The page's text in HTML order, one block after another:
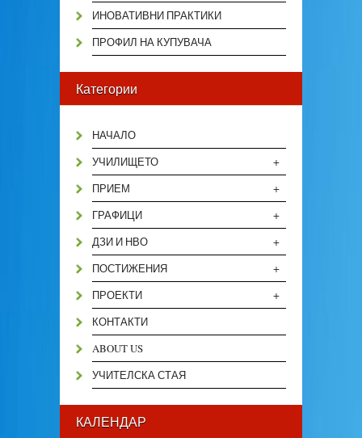
ИНОВАТИВНИ ПРАКТИКИ
ПРОФИЛ НА КУПУВАЧА
Категории
НАЧАЛО
+
УЧИЛИЩЕТО
+
ПРИЕМ
+
ГРАФИЦИ
+
ДЗИ И НВО
+
ПОСТИЖЕНИЯ
+
ПРОЕКТИ
КОНТАКТИ
ABOUT US
УЧИТЕЛСКА СТАЯ
КАЛЕНДАР